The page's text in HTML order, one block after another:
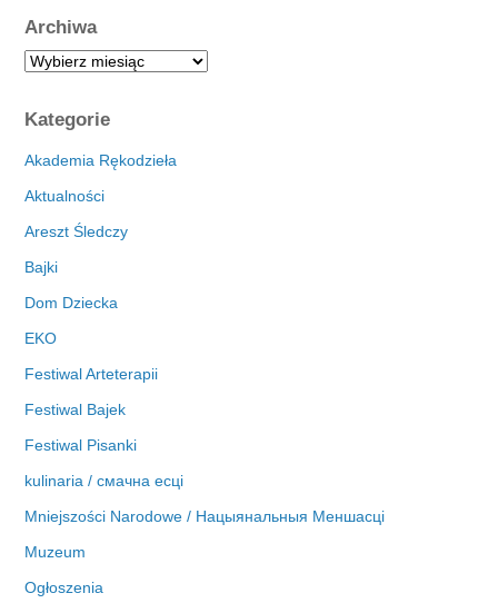
Archiwa
A
c
h
i
a
Kategorie
Akademia Rękodzieła
Aktualności
Areszt Śledczy
Bajki
Dom Dziecka
EKO
Festiwal Arteterapii
Festiwal Bajek
Festiwal Pisanki
kulinaria / смачна есці
Mniejszości Narodowe / Нацыянальныя Меншасці
Muzeum
Ogłoszenia